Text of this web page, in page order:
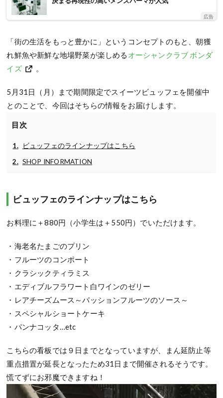
広告
「街の生活をもっと豊かに」というコンセプトのもと、朝獲
れ鮮魚や新鮮な地場野菜が楽しめる オーシャンクラブ ボンダ
イズ
。
5月31日（月）まで期間限定でスイーツビュッフェを開催中
とのことで、今回はそちらの情報をお届けします。
目次
ビュッフェのラインナップはこちら
SHOP INFORMATION
ビュッフェのラインナップはこちら
お料理に＋880円（小学生は＋550円）でいただけます。
・海老名たまごのプリン
・フルーツのコンポート
・クラシックティラミス
・エディブルフラワート白ワインのゼリー
・レアチーズムース～パッションフルーツのソース～
・スペシャルショートケーキ
・パンナコッタ…etc
こちらの看板では９日までとなっていますが、まん延防止等
重点措置が延長となったため31日まで開催されるそうです。
慌てずにお邪魔できますね！